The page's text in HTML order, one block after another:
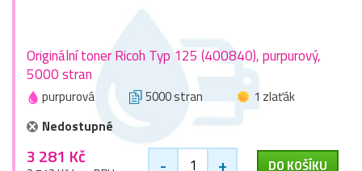
Originální toner Ricoh Typ 125 (400840), purpurový,
5000 stran
purpurová 5000 stran
1 zlaťák
Nedostupné
3 281 Kč - + DO KOŠÍKU